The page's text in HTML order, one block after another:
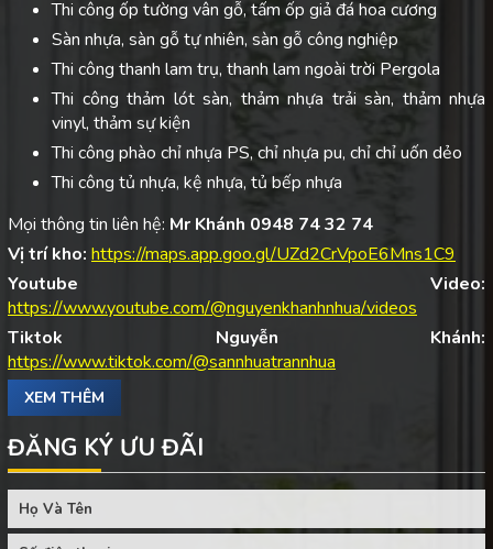
Thi công ốp tường vân gỗ, tấm ốp giả đá hoa cương
Sàn nhựa, sàn gỗ tự nhiên, sàn gỗ công nghiệp
Thi công thanh lam trụ, thanh lam ngoài trời Pergola
Thi công thảm lót sàn, thảm nhựa trải sàn, thảm nhựa
vinyl, thảm sự kiện
Thi công phào chỉ nhựa PS, chỉ nhựa pu, chỉ chỉ uốn dẻo
Thi công tủ nhựa, kệ nhựa, tủ bếp nhựa
Mọi thông tin liên hệ: Mr Khánh 0948 74 32 74
Vị trí kho: https://maps.app.goo.gl/UZd2CrVpoE6Mns1C9
Youtube Video:
https://www.youtube.com/@nguyenkhanhnhua/videos
Tiktok Nguyễn Khánh:
https://www.tiktok.com/@sannhuatrannhua
XEM THÊM
ĐĂNG KÝ ƯU ĐÃI